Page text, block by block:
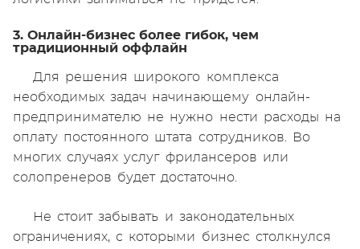
3. Онлайн-бизнес более гибок, чем
традиционный оффлайн
Для решения широкого комплекса
необходимых задач начинающему онлайн-
предпринимателю не нужно нести расходы на
оплату постоянного штата сотрудников. Во
многих случаях услуг фрилансеров или
солопренеров будет достаточно.
Не стоит забывать и законодательных
ограничениях, с которыми бизнес столкнулся